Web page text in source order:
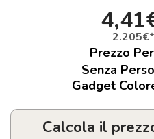
Prezzo
Senza
Gadget
Calcola il